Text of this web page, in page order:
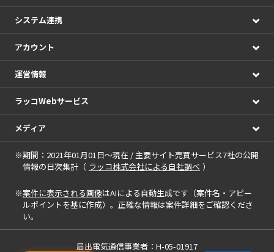
システム連携
アカウント
運営情報
ラッコWebサービス
メディア
※期間：2021年01月01日～現在 / 主要サイト売買サービス7社の公開
情報の日次集計（ ラッコ株式会社による自社調べ ）
※案件に表示される画像はAIによる自動生成です（案件名・アピー
ルポイントを基に作成）。正確な情報は案件詳細をご確認くださ
い。
届出電気通信事業者：H-05-01917